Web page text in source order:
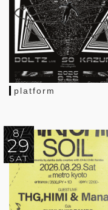
platform
8/
29
SAT